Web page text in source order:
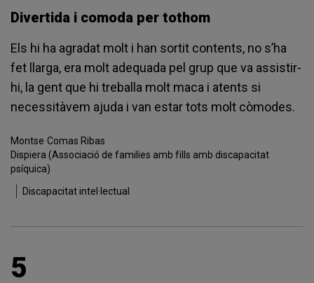
Divertida i comoda per tothom
Els hi ha agradat molt i han sortit contents, no s’ha
fet llarga, era molt adequada pel grup que va assistir-
hi, la gent que hi treballa molt maca i atents si
necessitàvem ajuda i van estar tots molt còmodes.
Montse Comas Ribas
Dispiera (Associació de families amb fills amb discapacitat
psíquica)
Discapacitat intel·lectual
5